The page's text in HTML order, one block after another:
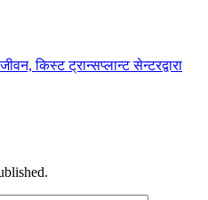
किस्ट ट्रान्सप्लान्ट सेन्टरद्वारा